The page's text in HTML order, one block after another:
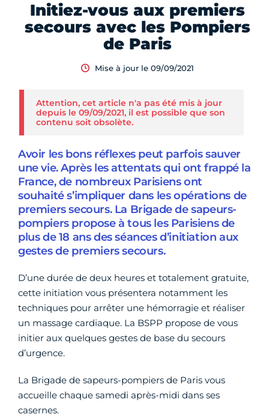
Initiez-vous aux premiers
secours avec les Pompiers
de Paris
Mise à jour le 09/09/2021
Attention, cet article n'a pas été mis à jour
depuis le 09/09/2021, il est possible que son
contenu soit obsolète.
Avoir les bons réflexes peut parfois sauver
une vie. Après les attentats qui ont frappé la
France, de nombreux Parisiens ont
souhaité s’impliquer dans les opérations de
premiers secours. La Brigade de sapeurs-
pompiers propose à tous les Parisiens de
plus de 18 ans des séances d’initiation aux
gestes de premiers secours.
D’une durée de deux heures et totalement gratuite,
cette initiation vous présentera notamment les
techniques pour arrêter une hémorragie et réaliser
un massage cardiaque. La BSPP propose de vous
initier aux quelques gestes de base du secours
d’urgence.
La Brigade de sapeurs-pompiers de Paris vous
accueille chaque samedi après-midi dans ses
casernes.